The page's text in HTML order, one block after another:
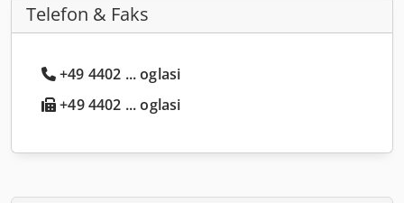
Telefon & Faks
+49 4402 ... oglasi
+49 4402 ... oglasi